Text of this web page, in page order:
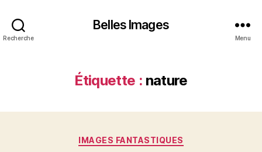
Recherche
Belles Images
Menu
Étiquette : nature
Catégories
IMAGES FANTASTIQUES